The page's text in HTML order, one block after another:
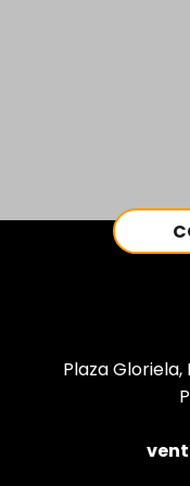
Plaza